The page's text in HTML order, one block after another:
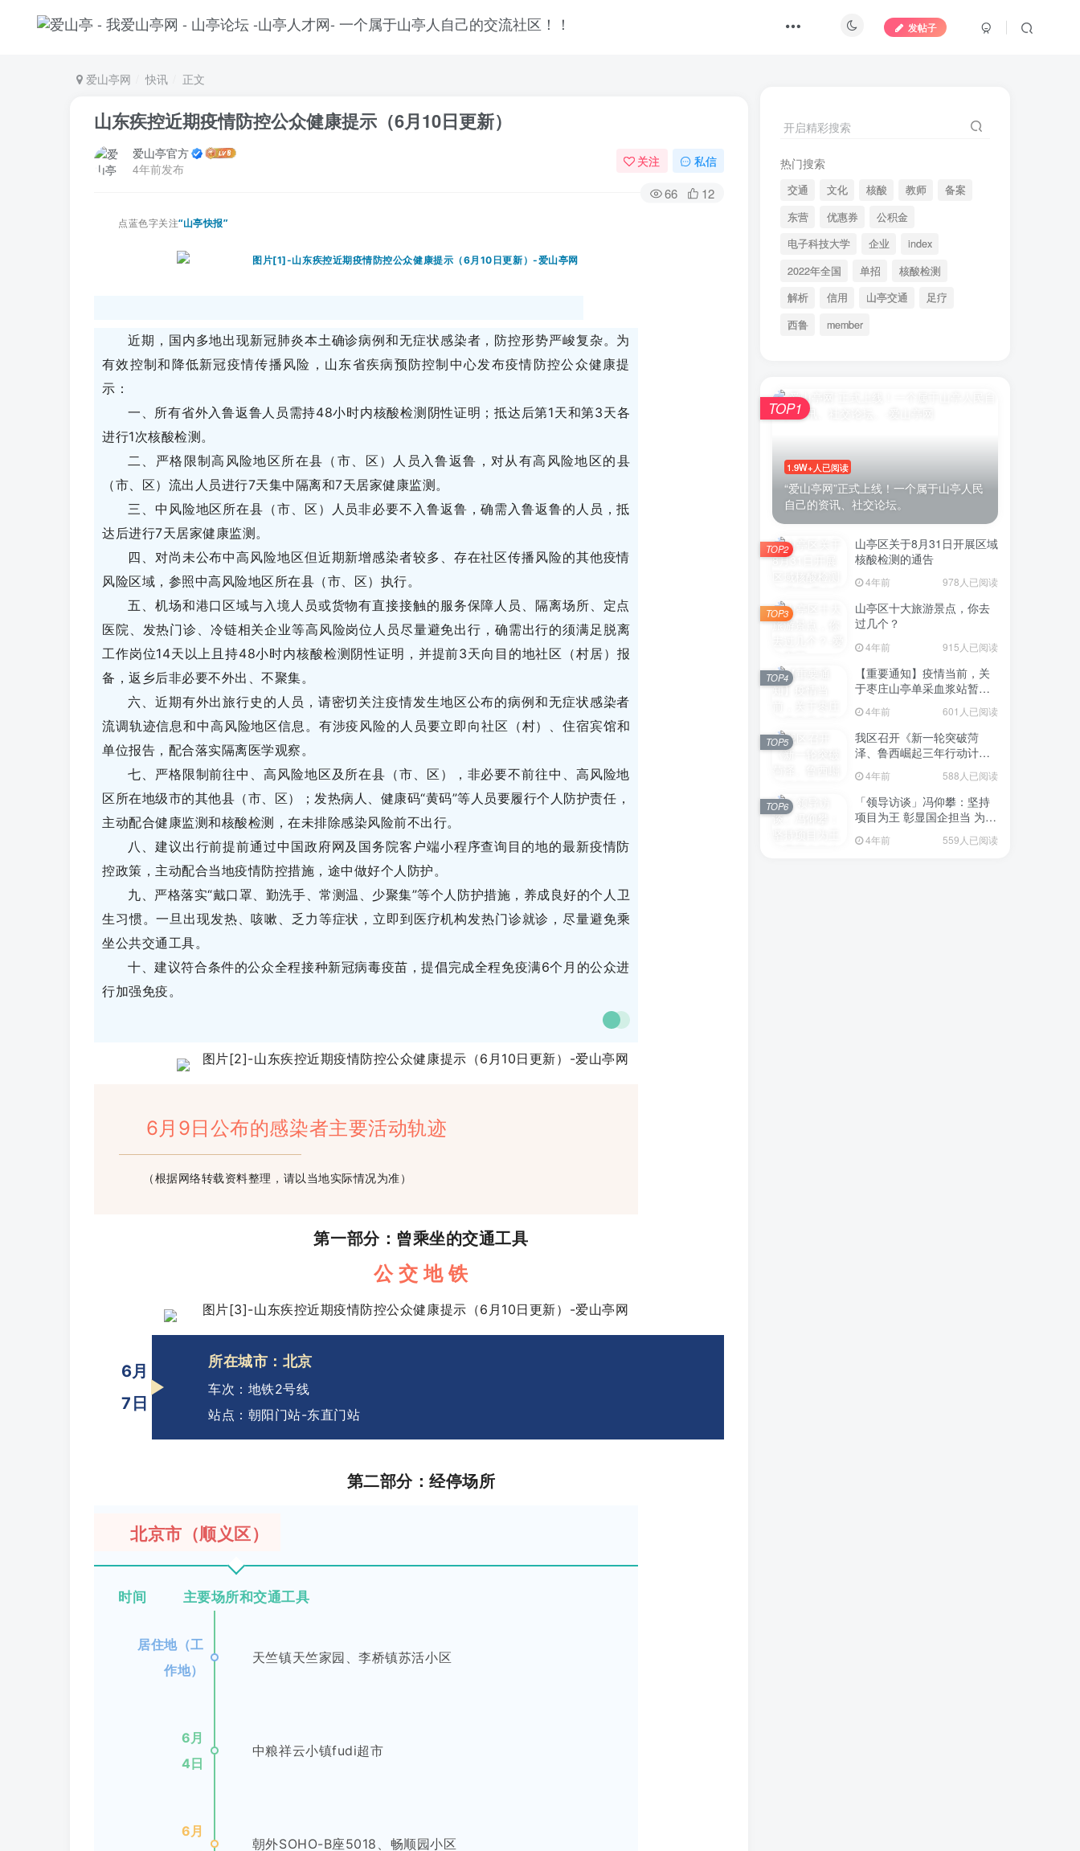
发帖子
爱山亭网 快讯 正文
山东疾控近期疫情防控公众健康提示（6月10日更新）
爱山亭官方
4年前发布
关注 私信
66 12
点蓝色字关注“山亭快报”
近期，国内多地出现新冠肺炎本土确诊病例和无症状感染者，防控形势严峻复杂。为
有效控制和降低新冠疫情传播风险，山东省疾病预防控制中心发布疫情防控公众健康提
示：
一、所有省外入鲁返鲁人员需持48小时内核酸检测阴性证明；抵达后第1天和第3天各
进行1次核酸检测。
二、严格限制高风险地区所在县（市、区）人员入鲁返鲁，对从有高风险地区的县
（市、区）流出人员进行7天集中隔离和7天居家健康监测。
三、中风险地区所在县（市、区）人员非必要不入鲁返鲁，确需入鲁返鲁的人员，抵
达后进行7天居家健康监测。
四、对尚未公布中高风险地区但近期新增感染者较多、存在社区传播风险的其他疫情
风险区域，参照中高风险地区所在县（市、区）执行。
五、机场和港口区域与入境人员或货物有直接接触的服务保障人员、隔离场所、定点
医院、发热门诊、冷链相关企业等高风险岗位人员尽量避免出行，确需出行的须满足脱离
工作岗位14天以上且持48小时内核酸检测阴性证明，并提前3天向目的地社区（村居）报
备，返乡后非必要不外出、不聚集。
六、近期有外出旅行史的人员，请密切关注疫情发生地区公布的病例和无症状感染者
流调轨迹信息和中高风险地区信息。有涉疫风险的人员要立即向社区（村）、住宿宾馆和
单位报告，配合落实隔离医学观察。
七、严格限制前往中、高风险地区及所在县（市、区），非必要不前往中、高风险地
区所在地级市的其他县（市、区）；发热病人、健康码“黄码”等人员要履行个人防护责任，
主动配合健康监测和核酸检测，在未排除感染风险前不出行。
八、建议出行前提前通过中国政府网及国务院客户端小程序查询目的地的最新疫情防
控政策，主动配合当地疫情防控措施，途中做好个人防护。
九、严格落实“戴口罩、勤洗手、常测温、少聚集”等个人防护措施，养成良好的个人卫
生习惯。一旦出现发热、咳嗽、乏力等症状，立即到医疗机构发热门诊就诊，尽量避免乘
坐公共交通工具。
十、建议符合条件的公众全程接种新冠病毒疫苗，提倡完成全程免疫满6个月的公众进
行加强免疫。
6月9日公布的感染者主要活动轨迹
（根据网络转载资料整理，请以当地实际情况为准）
第一部分：曾乘坐的交通工具
公 交 地 铁
6月
7日
所在城市：北京
车次：地铁2号线
站点：朝阳门站-东直门站
第二部分：经停场所
北京市（顺义区）
时间 主要场所和交通工具
居住地（工
作地）
天竺镇天竺家园、李桥镇苏活小区
6月
4日
中粮祥云小镇fudi超市
6月
朝外SOHO-B座5018、畅顺园小区
开启精彩搜索
热门搜索
交通 文化 核酸 教师
备案
东营
优惠券
公积金
电子科技大学
企业
index
2022年全国
单招
核酸检测
解析
信用 山亭交通
足疗
西鲁
member
1.9W+人已阅读
“爱山亭网”正式上线！一个属于山亭人民
自己的资讯、社交论坛。
TOP1
山亭区关于8月31日开展区域
核酸检测的通告
4年前 978人已阅读
TOP2
山亭区十大旅游景点，你去
过几个？
4年前 915人已阅读
TOP3
【重要通知】疫情当前，关
于枣庄山亭单采血浆站暂停
4年前 601人已阅读
TOP4
我区召开《新一轮突破菏
泽、鲁西崛起三年行动计划
意见稿）政策分析研判会议
4年前 588人已阅读
TOP5
「领导访谈」冯仰攀：坚持
项目为王 彰显国企担当 为全
点项目建设贡献“交发力量”
4年前 559人已阅读
TOP6
登录
没有账号？立即注册
手机号
微信登录